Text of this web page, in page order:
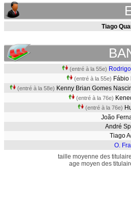
Tiago
(entré à la 55e)
(entré à la 55e)
(entré à la 58e) Kenny Brian Gomes
(entré à la 76e)
(entré à la 76e)
João
André
Tiago
O.
taille moyenne des
age moyen des